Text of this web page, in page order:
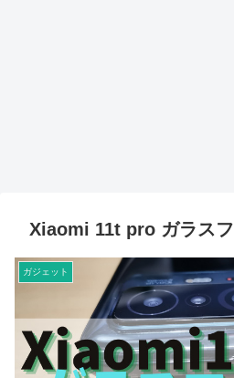
Xiaomi 11t pro ガラス
ガジェット